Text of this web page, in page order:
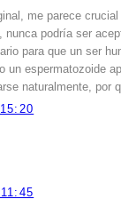
me parece
nunca podría ser
para que un ser
un espermatozoide
naturalmente,